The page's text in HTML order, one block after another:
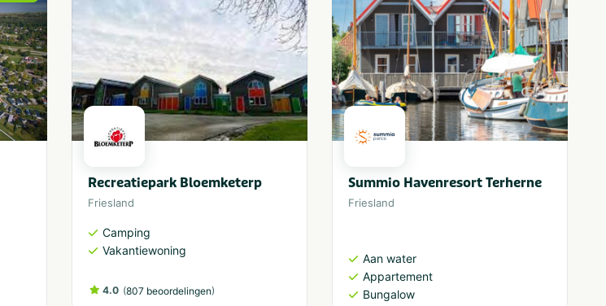
Recreatiepark Bloemketerp
Friesland
Camping
Vakantiewoning
4.0 (807 beoordelingen)
Summio Havenresort Terherne
Friesland
Aan water
Appartement
Bungalow